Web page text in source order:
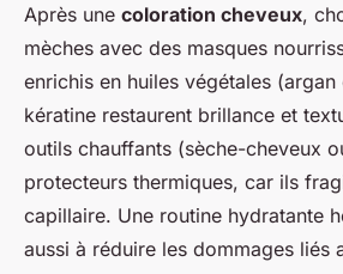
Après une coloration cheveux,
mèches avec des masques
enrichis en huiles végétales
kératine restaurent brillance et
outils chauffants (sèche-cheveux
protecteurs thermiques, car ils
capillaire. Une routine hydratante
aussi à réduire les dommages liés